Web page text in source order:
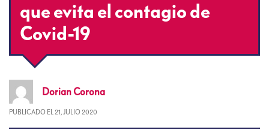
que evita el contagio de
Covid-19
Dorian Corona
PUBLICADO EL 21, JULIO 2020